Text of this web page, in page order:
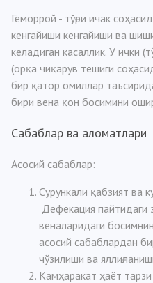
Геморрой - тўғри ичак
кенгайиши кенгайиши ва
келадиган касаллик. У ички
(орқа чиқарув тешиги
бир қатор омиллар
бири вена қон босимини
Сабаблар ва аломатлари
Асосий сабаблар:
Сурункали қабзият ва
Дефекация пайтидаги
веналаридаги
асосий сабаблардан
чўзилиши ва
Камҳаракат ҳаёт тарзи